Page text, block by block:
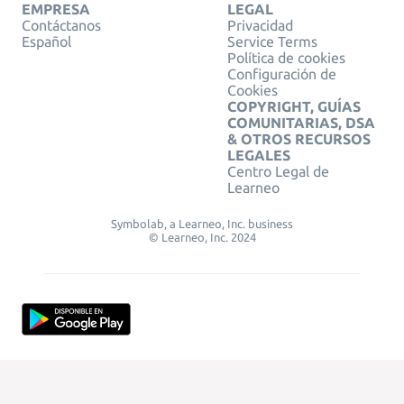
EMPRESA
Contáctanos
Español
LEGAL
Privacidad
Service Terms
Política de cookies
Configuración de
Cookies
COPYRIGHT, GUÍAS
COMUNITARIAS, DSA
& OTROS RECURSOS
LEGALES
Centro Legal de
Learneo
Symbolab, a Learneo, Inc. business
© Learneo, Inc. 2024